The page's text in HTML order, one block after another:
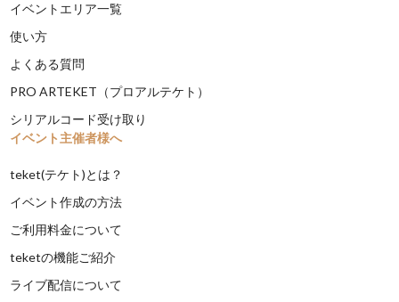
イベントエリア一覧
使い方
よくある質問
PRO ARTEKET（プロアルテケト）
シリアルコード受け取り
イベント主催者様へ
teket(テケト)とは？
イベント作成の方法
ご利用料金について
teketの機能ご紹介
ライブ配信について